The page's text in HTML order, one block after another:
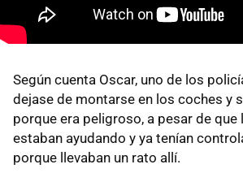
Según cuenta Oscar, uno de los
dejase de montarse en los coches y
porque era peligroso, a pesar de
estaban ayudando y ya tenían
porque llevaban un rato allí.